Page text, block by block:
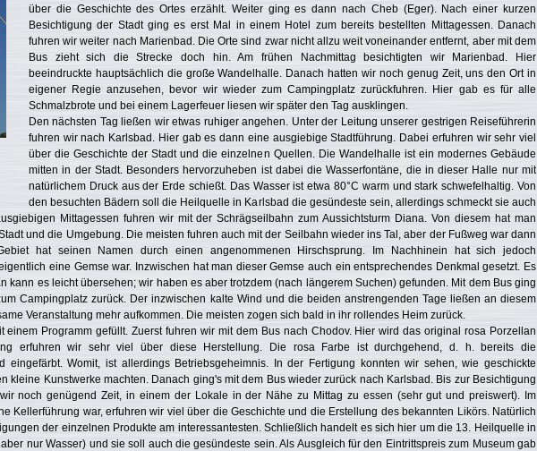
über die Geschichte des Ortes erzählt. Weiter ging es dann nach Cheb (Eger). Nach einer kurzen
Besichtigung der Stadt ging es erst Mal in einem Hotel zum bereits bestellten Mittagessen. Danach
fuhren wir weiter nach Marienbad. Die Orte sind zwar nicht allzu weit voneinander entfernt, aber mit dem
Bus zieht sich die Strecke doch hin. Am frühen Nachmittag besichtigten wir Marienbad. Hier
beeindruckte hauptsächlich die große Wandelhalle. Danach hatten wir noch genug Zeit, uns den Ort in
eigener Regie anzusehen, bevor wir wieder zum Campingplatz zurückfuhren. Hier gab es für alle
Schmalzbrote und bei einem Lagerfeuer liesen wir später den Tag ausklingen.
Den nächsten Tag ließen wir etwas ruhiger angehen. Unter der Leitung unserer gestrigen Reiseführerin
fuhren wir nach Karlsbad. Hier gab es dann eine ausgiebige Stadtführung. Dabei erfuhren wir sehr viel
über die Geschichte der Stadt und die einzelnen Quellen. Die Wandelhalle ist ein modernes Gebäude
mitten in der Stadt. Besonders hervorzuheben ist dabei die Wasserfontäne, die in dieser Halle nur mit
natürlichem Druck aus der Erde schießt. Das Wasser ist etwa 80°C warm und stark schwefelhaltig. Von
den besuchten Bädern soll die Heilquelle in Karlsbad die gesündeste sein, allerdings schmeckt sie auch
Mittagessen fuhren wir mit der Schrägseilbahn zum Aussichtsturm Diana. Von diesem hat man
und die Umgebung. Die meisten fuhren auch mit der Seilbahn wieder ins Tal, aber der Fußweg war dann
hat seinen Namen durch einen angenommenen Hirschsprung. Im Nachhinein hat sich jedoch
eine Gemse war. Inzwischen hat man dieser Gemse auch ein entsprechendes Denkmal gesetzt. Es
kann es leicht übersehen; wir haben es aber trotzdem (nach längerem Suchen) gefunden. Mit dem Bus ging
Campingplatz zurück. Der inzwischen kalte Wind und die beiden anstrengenden Tage ließen an diesem
Veranstaltung mehr aufkommen. Die meisten zogen sich bald in ihr rollendes Heim zurück.
einem Programm gefüllt. Zuerst fuhren wir mit dem Bus nach Chodov. Hier wird das original rosa Porzellan
erfuhren wir sehr viel über diese Herstellung. Die rosa Farbe ist durchgehend, d. h. bereits die
eingefärbt. Womit, ist allerdings Betriebsgeheimnis. In der Fertigung konnten wir sehen, wie geschickte
kleine Kunstwerke machten. Danach ging's mit dem Bus wieder zurück nach Karlsbad. Bis zur Besichtigung
noch genügend Zeit, in einem der Lokale in der Nähe zu Mittag zu essen (sehr gut und preiswert). Im
Kellerführung war, erfuhren wir viel über die Geschichte und die Erstellung des bekannten Likörs. Natürlich
der einzelnen Produkte am interessantesten. Schließlich handelt es sich hier um die 13. Heilquelle in
nur Wasser) und sie soll auch die gesündeste sein. Als Ausgleich für den Eintrittspreis zum Museum gab